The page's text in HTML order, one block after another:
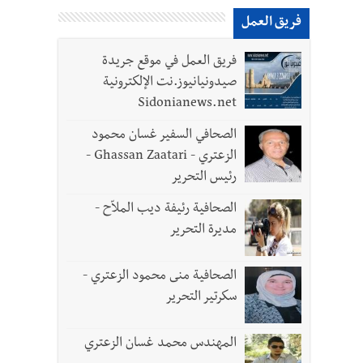
تكريمية في مركز معروف سعد الثقافي برعاية شركة
العام ؟ | هل يقاطع لبنان جولة المفاوضات الثامنة؟ | موفد أميركي مهمّ إلى بيروت ؟
فريق العمل
فريق العمل في موقع جريدة
صيدونيانيوز.نت الإلكترونية
Sidonianews.net
الصحافي السفير غسان محمود
الزعتري - Ghassan Zaatari -
رئيس التحرير
الصحافية رئيفة ديب الملاّح -
مديرة التحرير
الصحافية منى محمود الزعتري -
سكرتير التحرير
المهندس محمد غسان الزعتري